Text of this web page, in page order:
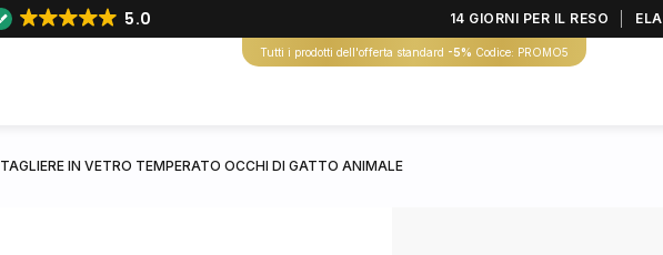
5.0 14 GIORNI PER IL RESO
Tutti i prodotti dell'offerta standard -5% Codice: PROMO5
TAGLIERE IN VETRO TEMPERATO OCCHI DI GATTO ANIMALE